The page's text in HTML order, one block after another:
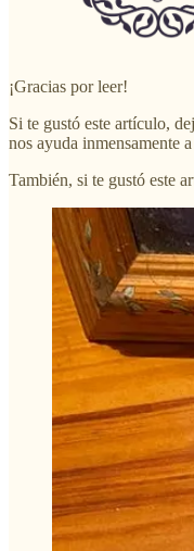
¡Gracias por leer!
Si te gustó este artículo,
nos ayuda inmensamente
También, si te gustó este